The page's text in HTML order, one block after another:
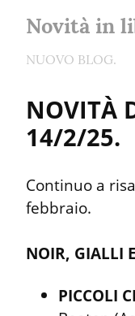
Novità in
NUOVO BLOG.
NOVITÀ
14/2/25.
Continuo a
febbraio.
NOIR, GIALLI
PICCOLI